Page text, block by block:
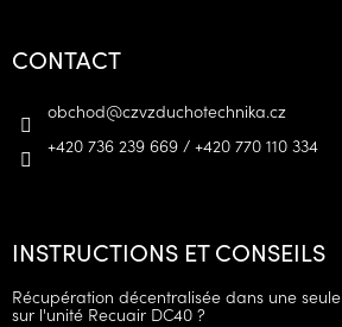
CONTACT
obchod@czvzduchotechnika.cz
+420 736 239 669 / +420 770 110 334
INSTRUCTIONS ET CONSEILS
Récupération décentralisée dans une
sur l'unité Recuair DC40 ?